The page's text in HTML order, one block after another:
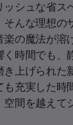
シュな省ス
んな理想の
の魔法が溶
時間でも、
上げられた
充実した時
空間を越えて